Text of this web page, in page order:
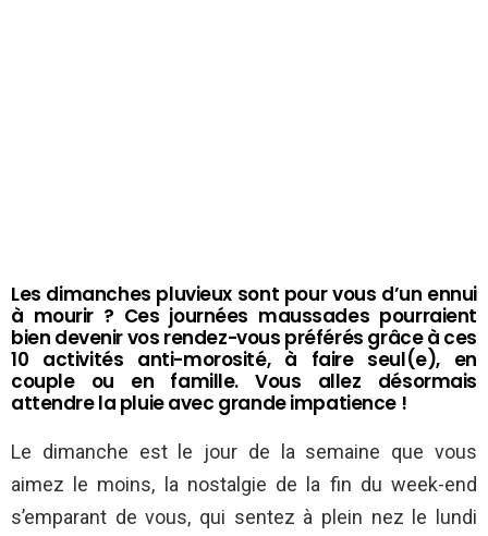
Les dimanches pluvieux sont pour vous d’un ennui
à mourir ? Ces journées maussades pourraient
bien devenir vos rendez-vous préférés grâce à ces
10 activités anti-morosité, à faire seul(e), en
couple ou en famille. Vous allez désormais
attendre la pluie avec grande impatience !
Le dimanche est le jour de la semaine que vous
aimez le moins, la nostalgie de la fin du week-end
s’emparant de vous, qui sentez à plein nez le lundi